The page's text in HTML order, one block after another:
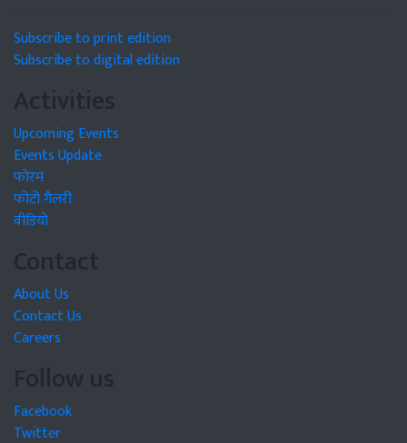
Subscribe to print edition
Subscribe to digital edition
Activities
Upcoming Events
Events Update
फोरम
फोटो गैलरी
वीडियो
Contact
About Us
Contact Us
Careers
Follow us
Facebook
Twitter